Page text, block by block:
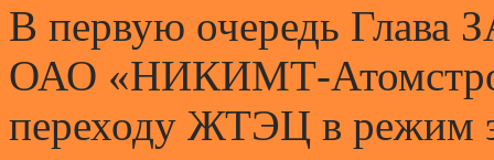
В первую очередь Глава
ОАО «НИКИМТ-
переходу ЖТЭЦ в режим